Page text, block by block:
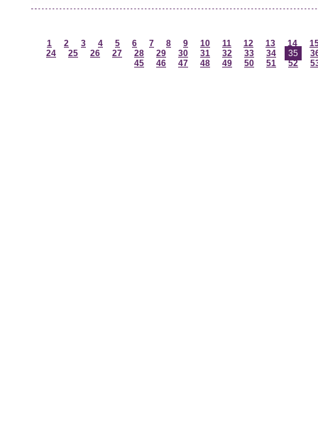
1 2 3 4 5 6 7 8 9 10 11 12 13 14
24
25 26 27 28 29 30 31 32 33 34 35
45
46 47 48 49 50 51 52